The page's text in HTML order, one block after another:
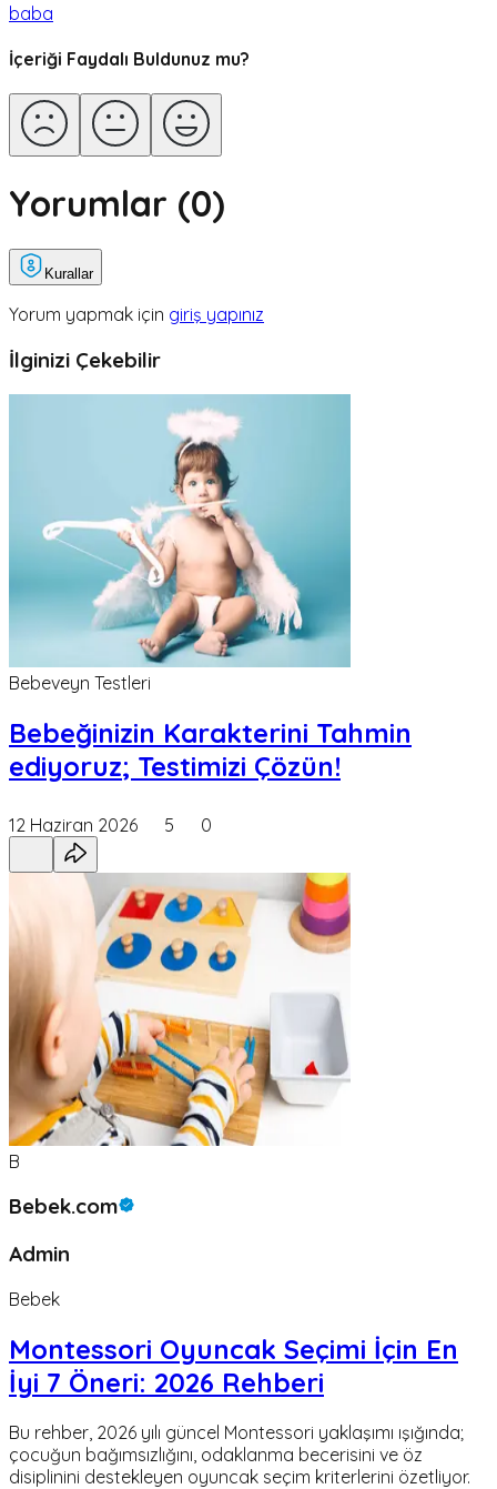
baba
İçeriği Faydalı Buldunuz mu?
Yorumlar (0)
Kurallar
Yorum yapmak için giriş yapınız
İlginizi Çekebilir
Bebeveyn Testleri
Bebeğinizin Karakterini Tahmin
ediyoruz; Testimizi Çözün!
12 Haziran 2026 5 0
B
Bebek.com
Admin
Bebek
Montessori Oyuncak Seçimi İçin En
İyi 7 Öneri: 2026 Rehberi
Bu rehber, 2026 yılı güncel Montessori yaklaşımı ışığında;
çocuğun bağımsızlığını, odaklanma becerisini ve öz
disiplinini destekleyen oyuncak seçim kriterlerini özetliyor.